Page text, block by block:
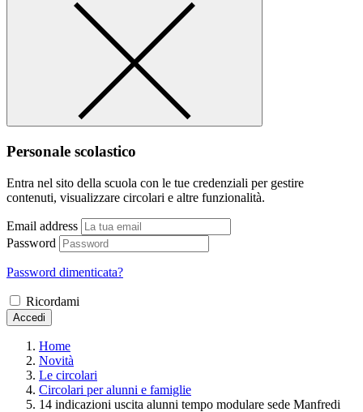
Personale scolastico
Entra nel sito della scuola con le tue credenziali per gestire
contenuti, visualizzare circolari e altre funzionalità.
Email address
Password
Password dimenticata?
Ricordami
Accedi
Home
Novità
Le circolari
Circolari per alunni e famiglie
14 indicazioni uscita alunni tempo modulare sede Manfredi